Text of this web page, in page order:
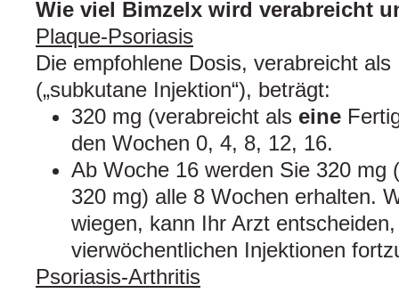
Wie viel Bimzelx wird verabreicht
Plaque-Psoriasis
Die empfohlene Dosis, verabreicht
(„subkutane Injektion“), beträgt:
320 mg (verabreicht als eine
den Wochen 0, 4, 8, 12, 16.
Ab Woche 16 werden Sie 320 mg (
320 mg) alle 8 Wochen erhalten.
wiegen, kann Ihr Arzt
vierwöchentlichen Injektionen
Psoriasis-Arthritis